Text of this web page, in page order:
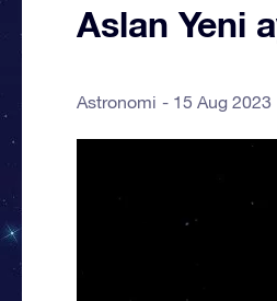
Aslan Yeni
Astronomi 15 Aug 2023